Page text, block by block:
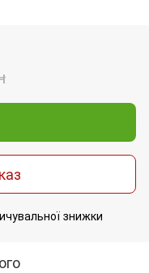
знижки